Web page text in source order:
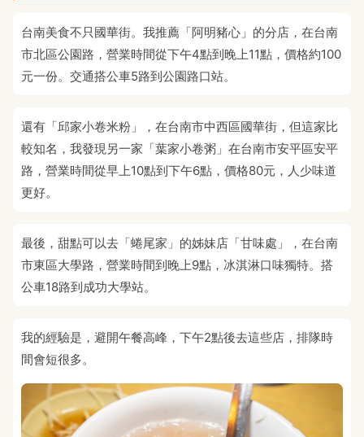
台南美食不只國華街。我推薦「阿明豬心」的分店，在台南
市北區公園路，營業時間從下午4點到晚上11點，價格約100
元一份。交通搭公車5路到公園路口站。
還有「邱家小卷米粉」，在台南市中西區國華街，但這家比
較知名，我發現另一家「葉家小卷粥」在台南市安平區安平
路，營業時間從早上10點到下午6點，價格80元，人少味道
更好。
最後，甜點可以去「蜷尾家」的姊妹店「甘味處」，在台南
市東區大學路，營業時間到晚上9點，冰淇淋口味獨特。搭
公車18路到成功大學站。
我的經驗是，避開午餐高峰，下午2點後去這些店，排隊時
間會短很多。